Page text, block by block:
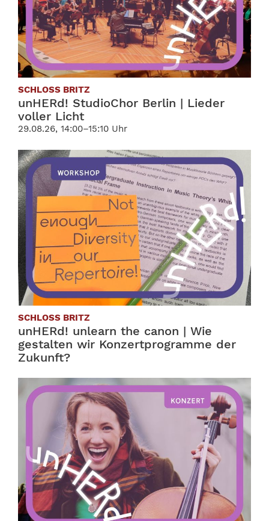
SCHLOSS BRITZ
unHERd! StudioChor Berlin | Lieder
voller Licht
29.08.26, 14:00–15:10 Uhr
SCHLOSS BRITZ
unHERd! unlearn the canon | Wie
gestalten wir Konzertprogramme der
Zukunft?